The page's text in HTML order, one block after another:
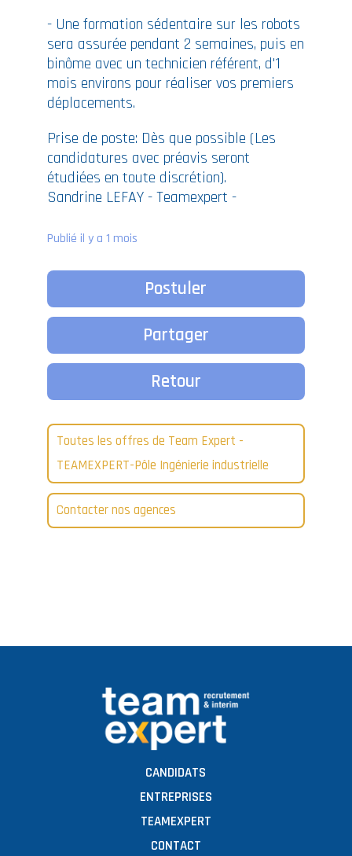
- Une formation sédentaire sur les robots
sera assurée pendant 2 semaines, puis en
binôme avec un technicien référent, d'1
mois environs pour réaliser vos premiers
déplacements.
Prise de poste: Dès que possible (Les
candidatures avec préavis seront
étudiées en toute discrétion).
Sandrine LEFAY - Teamexpert -
Publié il y a 1 mois
Postuler
Partager
Retour
Toutes les offres de Team Expert -
TEAMEXPERT-Pôle Ingénierie industrielle
Contacter nos agences
CANDIDATS
ENTREPRISES
TEAMEXPERT
CONTACT